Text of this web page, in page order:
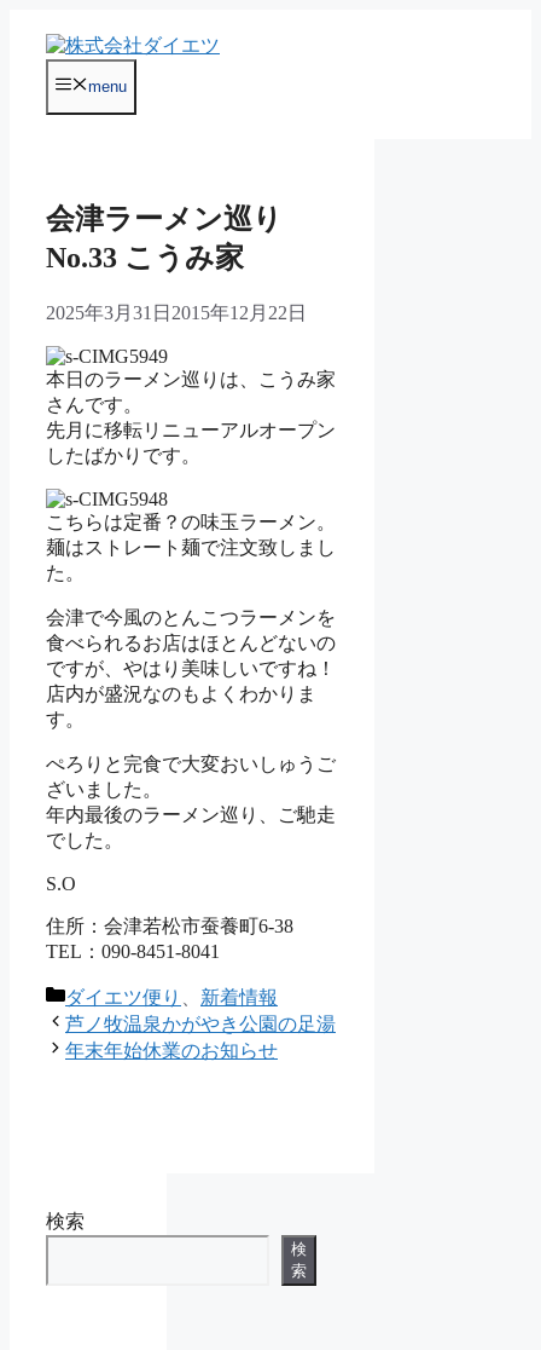
menu
会津ラーメン巡り
No.33 こうみ家
2025年3月31日 2015年12月22日
本日のラーメン巡りは、こうみ家
さんです。
先月に移転リニューアルオープン
したばかりです。
こちらは定番？の味玉ラーメン。
麺はストレート麺で注文致しまし
た。
会津で今風のとんこつラーメンを
食べられるお店はほとんどないの
ですが、やはり美味しいですね！
店内が盛況なのもよくわかりま
す。
ぺろりと完食で大変おいしゅうご
ざいました。
年内最後のラーメン巡り、ご馳走
でした。
S.O
住所：会津若松市蚕養町6-38
TEL：090-8451-8041
カ
テ
ゴ
ダイエツ便り
新着情報
芦ノ牧温泉かがやき公園の足湯
年末年始休業のお知らせ
検索
検
索